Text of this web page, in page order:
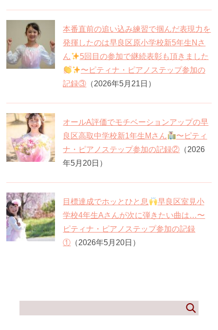
本番直前の追い込み練習で掴んだ表現力を
発揮したのは早良区原小学校新5年生Nさ
ん
5回目の参加で継続表彰も頂きました
〜ピティナ・ピアノステップ参加の
記録③ （2026年5月21日）
オールA評価でモチベーションアップの早
良区高取中学校新1年生Mさん
〜ピティ
ナ・ピアノステップ参加の記録② （2026
年5月20日）
目標達成でホッとひと息
早良区室見小
学校4年生Aさんが次に弾きたい曲は…〜
ピティナ・ピアノステップ参加の記録
① （2026年5月20日）